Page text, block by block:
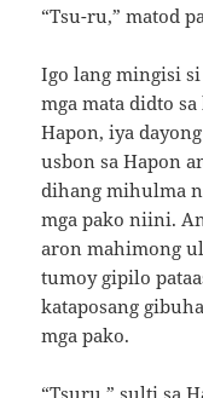
“Tsu-ru,” matod
Igo lang mingisi
mga mata didto
Hapon, iya
usbon sa Hapon
dihang mihulma
mga pako niini.
aron mahimong
tumoy gipilo
kataposang
mga pako.